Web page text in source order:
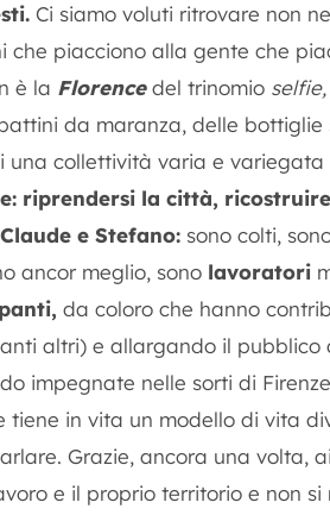
Ci siamo voluti ritrovare non
che piacciono alla gente che
è la Florencedel trinomio
da maranza, delle
una collettività varia e variegata
riprendersi la città,
e Stefano: sono colti,
ancor meglio, sono lavoratori
da coloro che hanno
altri) e allargando il pubblico
impegnate nelle sorti di
tiene in vita un modello di vita
Grazie, ancora una volta,
e il proprio territorio e non si